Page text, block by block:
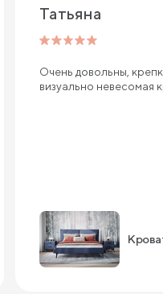
Татьяна
Очень довольны,
визуально невесомая